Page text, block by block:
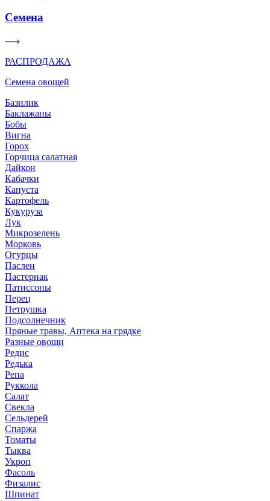
Семена
РАСПРОДАЖА
Семена овощей
Базилик
Баклажаны
Бобы
Вигна
Горох
Горчица салатная
Дайкон
Кабачки
Капуста
Картофель
Кукуруза
Лук
Микрозелень
Морковь
Огурцы
Паслен
Пастернак
Патиссоны
Перец
Петрушка
Подсолнечник
Пряные травы, Аптека на грядке
Разные овощи
Редис
Редька
Репа
Руккола
Салат
Свекла
Сельдерей
Спаржа
Томаты
Тыква
Укроп
Фасоль
Физалис
Шпинат